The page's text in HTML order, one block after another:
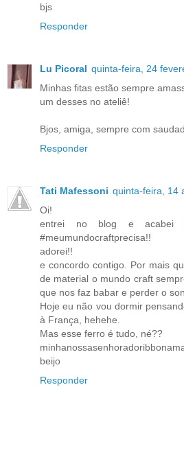
bjs
Responder
Lu Picoral quinta-feira, 24
Minhas fitas estão sempre
um desses no ateliê!
Bjos, amiga, sempre com
Responder
Tati Mafessoni quinta-feira, 14
Oi!
entrei no blog e acabei
#meumundocraftprecisa!!
adorei!!
e concordo contigo. Por mais
de material o mundo craft
que nos faz babar e perder o
Hoje eu não vou dormir
à França, hehehe.
Mas esse ferro é tudo, né??
beijo
Responder